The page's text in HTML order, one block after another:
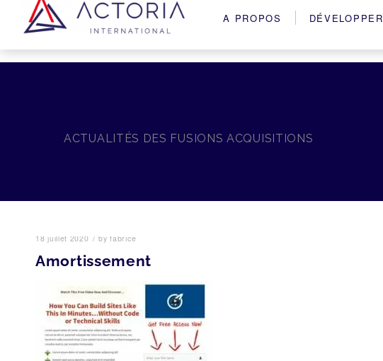
A PROPOS DÉVELOPPER
ACTUALITÉS DES FUSIONS ACQUISITIONS
18 juillet 2020 / byfabrice
Amortissement